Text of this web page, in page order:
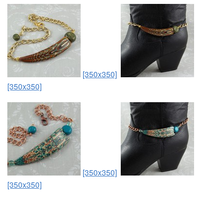
[350x350]
[350x350]
[350x350]
[350x350]